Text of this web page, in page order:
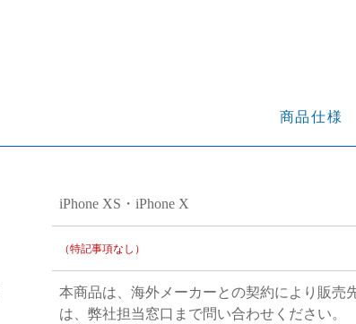
商品仕様
iPhone XS・iPhone X
（特記事項なし）
本商品は、海外メーカーとの契約により販売
は、弊社担当窓口まで問い合わせください。